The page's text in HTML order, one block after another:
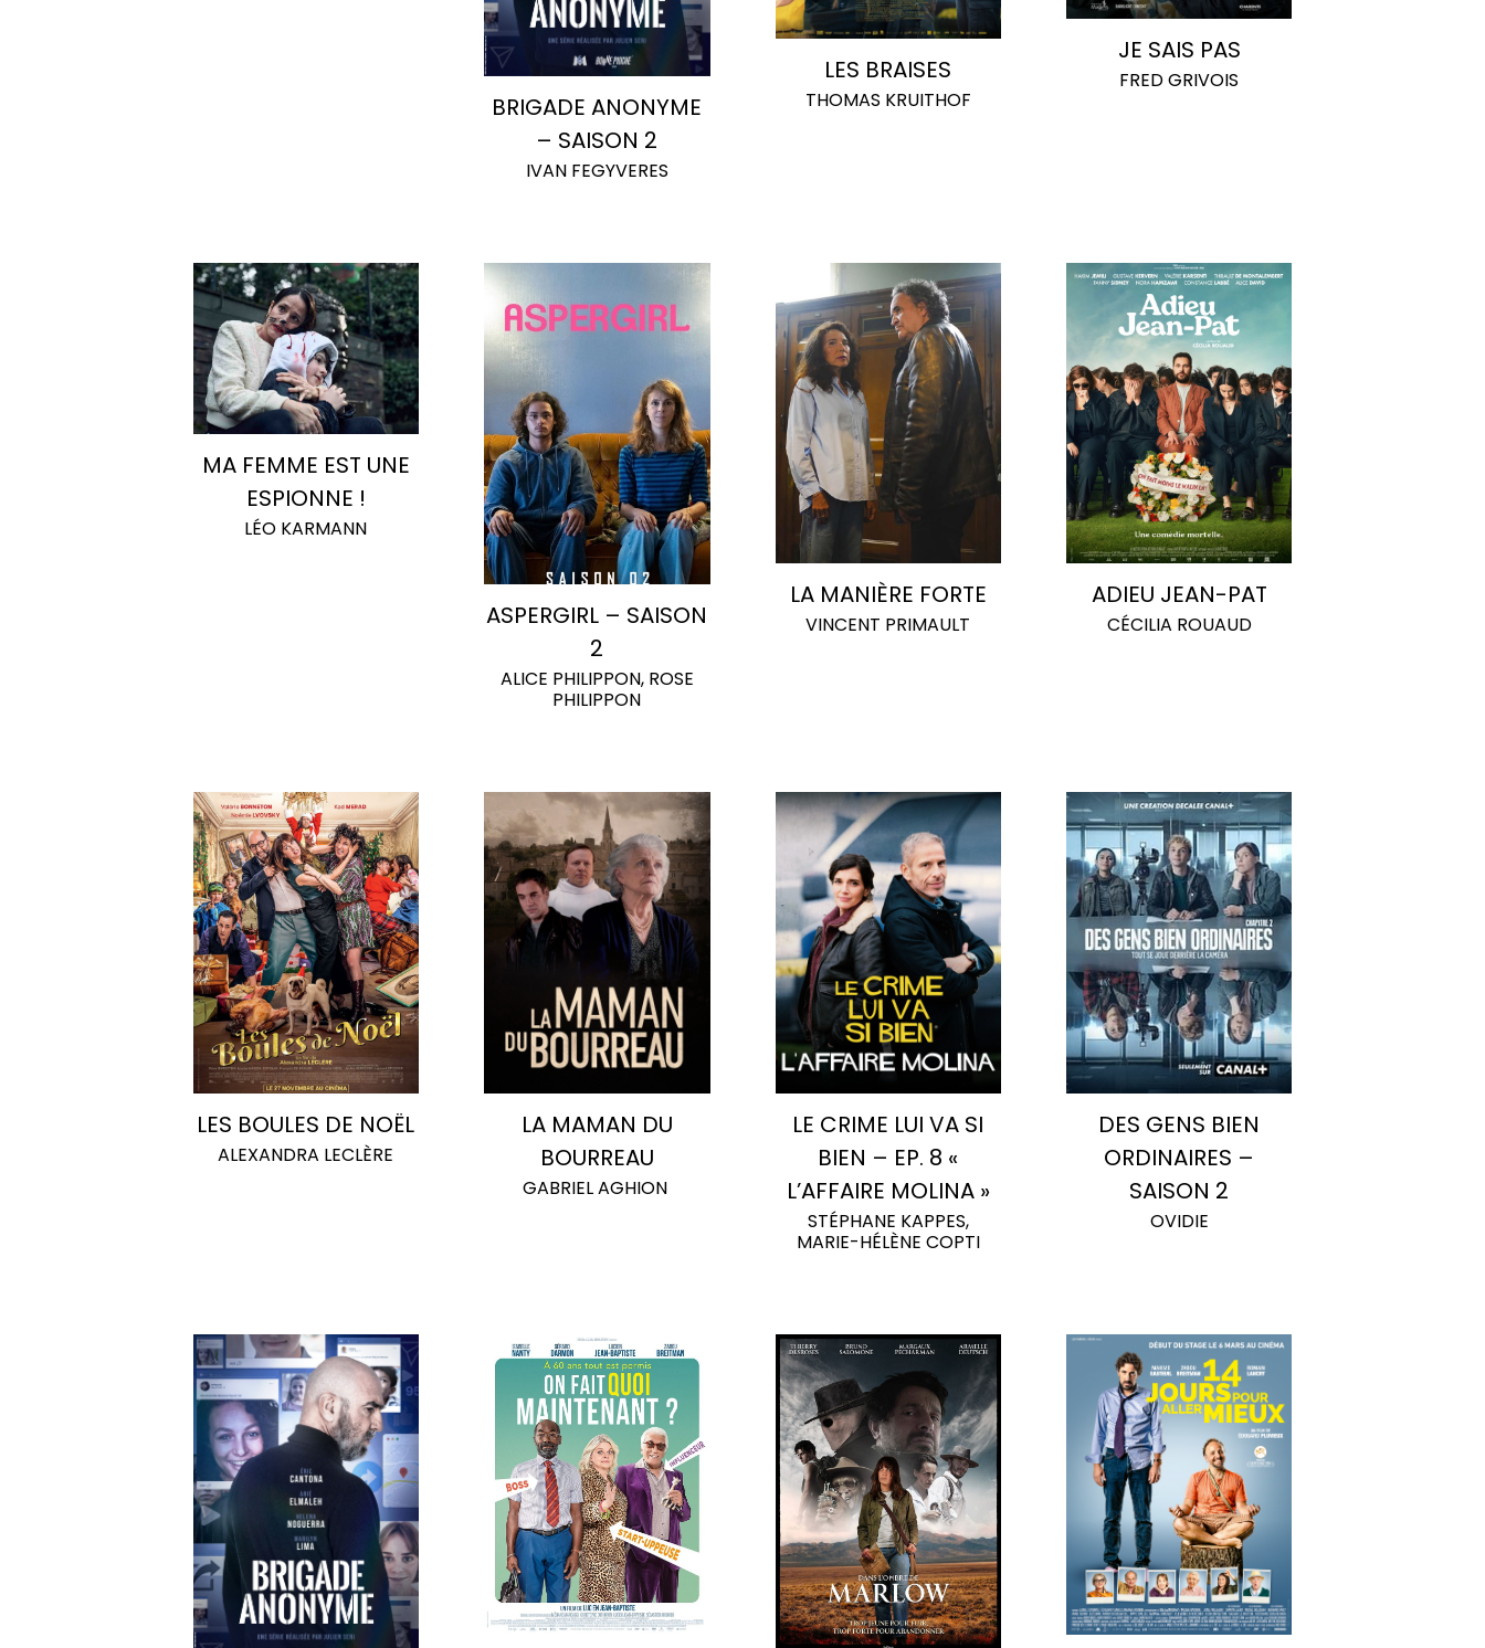
BRIGADE ANONYME
– SAISON 2
IVAN FEGYVERES
LES BRAISES
THOMAS KRUITHOF
JE SAIS PAS
FRED GRIVOIS
MA FEMME EST UNE
ESPIONNE !
LÉO KARMANN
ASPERGIRL – SAISON
2
ALICE PHILIPPON, ROSE
PHILIPPON
LA MANIÈRE FORTE
VINCENT PRIMAULT
ADIEU JEAN-PAT
CÉCILIA ROUAUD
LES BOULES DE NOËL
ALEXANDRA LECLÈRE
LA MAMAN DU
BOURREAU
GABRIEL AGHION
LE CRIME LUI VA SI
BIEN – EP. 8 «
L’AFFAIRE MOLINA »
STÉPHANE KAPPES,
MARIE-HÉLÈNE COPTI
DES GENS BIEN
ORDINAIRES –
SAISON 2
OVIDIE